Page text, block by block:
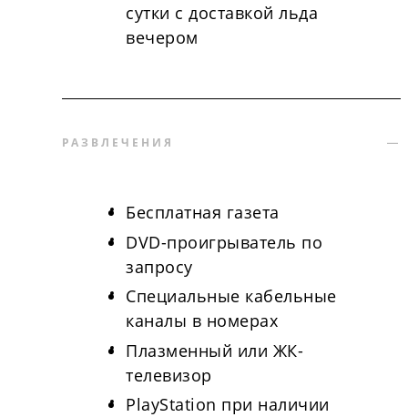
сутки с доставкой льда
вечером
РАЗВЛЕЧЕНИЯ
Бесплатная газета
DVD-проигрыватель по
запросу
Специальные кабельные
каналы в номерах
Плазменный или ЖК-
телевизор
PlayStation при наличии